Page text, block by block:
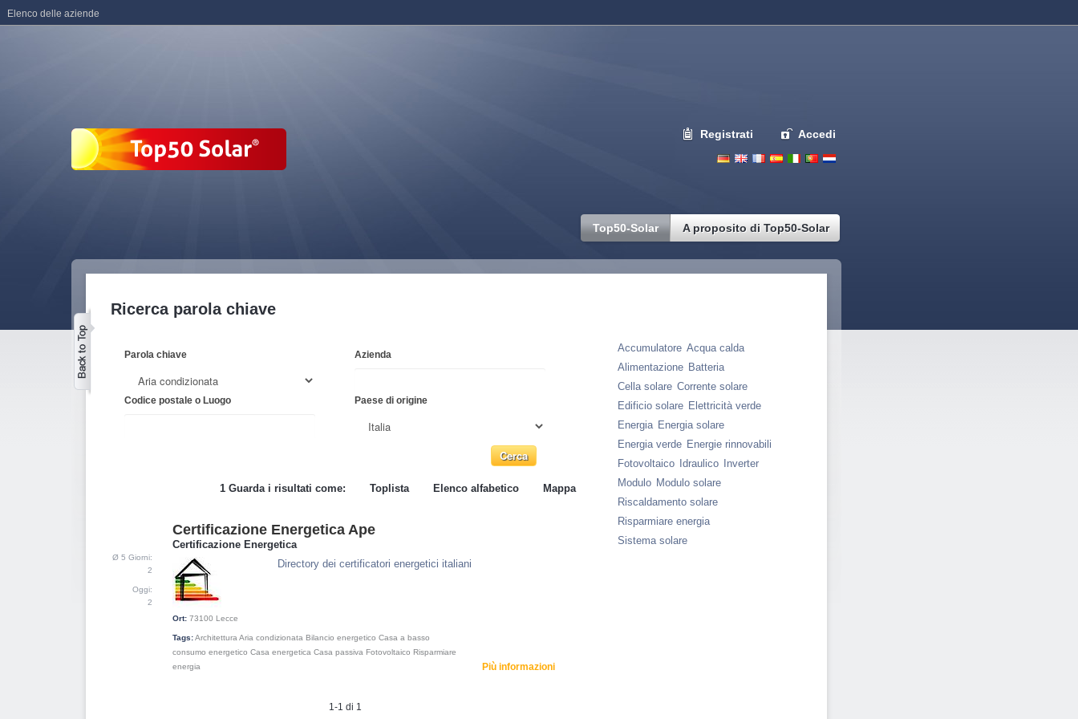
Registrati Accedi
Top50-Solar A proposito di Top50-Solar
Ricerca parola chiave
Parola chiave Azienda
Codice postale o Luogo Paese di origine
1 Guarda i risultati come: Toplista Elenco alfabetico Mappa
Ø 5 Giorni:
2
Oggi:
2
Certificazione Energetica Ape
Certificazione Energetica
Directory dei certificatori energetici italiani
Ort: 73100 Lecce
Tags:Architettura Aria condizionata Bilancio energetico Casa a basso
consumo energetico Casa energetica Casa passiva Fotovoltaico Risparmiare
energia
Più informazioni
1-1 di 1
Accumulatore Acqua calda
Alimentazione Batteria
Cella solare Corrente solare
Edificio solare Elettricità verde
Energia Energia solare
Energia verde Energie rinnovabili
Fotovoltaico
Idraulico
Inverter
Modulo Modulo solare
Riscaldamento solare
Risparmiare energia
Sistema solare
Elenco delle aziende